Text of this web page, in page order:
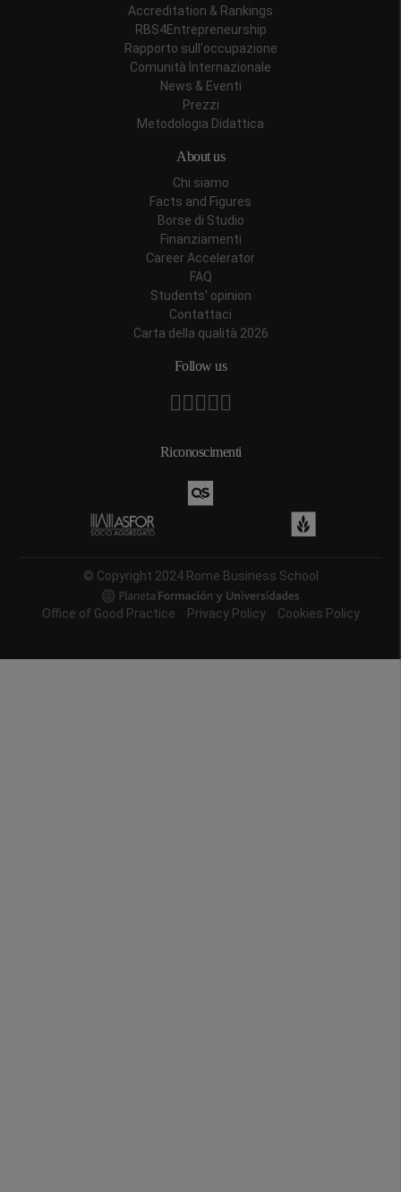
Accreditation & Rankings
RBS4Entrepreneurship
Rapporto sull'occupazione
Comunità Internazionale
News & Eventi
Prezzi
Metodologia Didattica
About us
Chi siamo
Facts and Figures
Borse di Studio
Finanziamenti
Career Accelerator
FAQ
Students' opinion
Contattaci
Carta della qualità 2026
Follow us
Riconoscimenti
© Copyright 2024 Rome Business School
Office of Good Practice Privacy Policy Cookies Policy